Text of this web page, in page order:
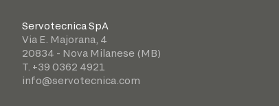
Servotecnica SpA
Via E. Majorana, 4
20834 - Nova Milanese (MB)
T. +39 0362 4921
info@servotecnica.com